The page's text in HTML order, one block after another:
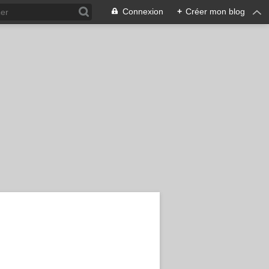
Connexion + Créer mon blog